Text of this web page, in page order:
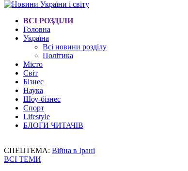
ВСІ РОЗДІЛИ
Головна
Україна
Всі новини розділу
Політика
Місто
Світ
Бізнес
Наука
Шоу-бізнес
Спорт
Lifestyle
БЛОГИ ЧИТАЧІВ
СПЕЦТЕМА: Війна в Ірані
ВСІ ТЕМИ